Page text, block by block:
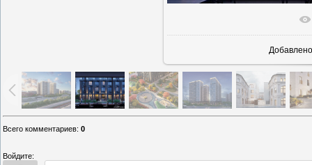
В
Добавлено
Всего комментариев: 0
Войдите: